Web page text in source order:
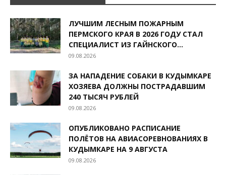
ЛУЧШИМ ЛЕСНЫМ ПОЖАРНЫМ
ПЕРМСКОГО КРАЯ В 2026 ГОДУ СТАЛ
СПЕЦИАЛИСТ ИЗ ГАЙНСКОГО...
09.08.2026
ЗА НАПАДЕНИЕ СОБАКИ В КУДЫМКАРЕ
ХОЗЯЕВА ДОЛЖНЫ ПОСТРАДАВШИМ
240 ТЫСЯЧ РУБЛЕЙ
09.08.2026
ОПУБЛИКОВАНО РАСПИСАНИЕ
ПОЛЁТОВ НА АВИАСОРЕВНОВАНИЯХ В
КУДЫМКАРЕ НА 9 АВГУСТА
09.08.2026